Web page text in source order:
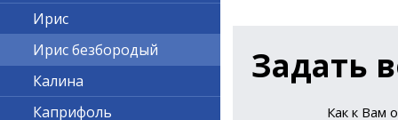
Задать
Как к Вам
Ирис
Ирис безбородый
Калина
Каприфоль